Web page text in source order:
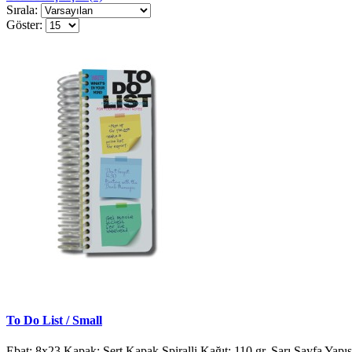
Sırala:
Göster:
To Do List / Small